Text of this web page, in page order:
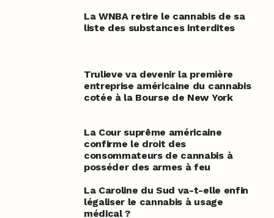
La WNBA retire le cannabis de sa
liste des substances interdites
Trulieve va devenir la première
entreprise américaine du cannabis
cotée à la Bourse de New York
La Cour suprême américaine
confirme le droit des
consommateurs de cannabis à
posséder des armes à feu
La Caroline du Sud va-t-elle enfin
légaliser le cannabis à usage
médical ?